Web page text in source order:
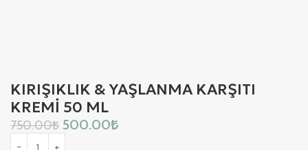
KIRIŞIKLIK & YAŞLANMA KARŞITI
KREMİ 50 ML
750.00₺ 500.00₺